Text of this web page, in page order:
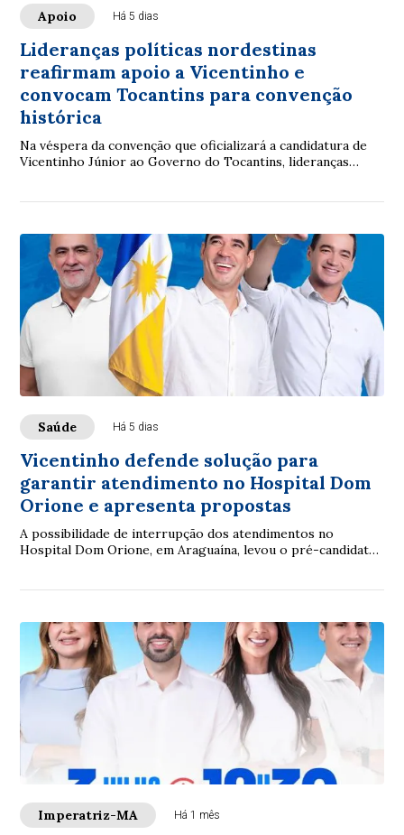
Apoio Há 5 dias
Lideranças políticas nordestinas
reafirmam apoio a Vicentinho e
convocam Tocantins para convenção
histórica
Na véspera da convenção que oficializará a candidatura de
Vicentinho Júnior ao Governo do Tocantins, lideranças
estacionamento do Ginásio Ayrton Senna, em Taquaralto,
em Palmas.
Saúde Há 5 dias
Vicentinho defende solução para
garantir atendimento no Hospital Dom
Orione e apresenta propostas
A possibilidade de interrupção dos atendimentos no
Hospital Dom Orione, em Araguaína, levou o pré-candidato
continuidade dos serviços, o hospital recorreu da decisão,
mantendo a preocupação sobre a continuidade do impasse.
Imperatriz-MA Há 1 mês